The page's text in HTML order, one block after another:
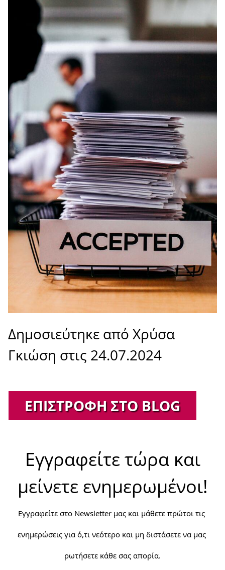
Δημοσιεύτηκε από Χρύσα
Γκιώση στις 24.07.2024
ΕΠΙΣΤΡΟΦΉ ΣΤΟ BLOG
Εγγραφείτε τώρα και
μείνετε ενημερωμένοι!
Εγγραφείτε στο Newsletter μας και μάθετε πρώτοι τις
ενημερώσεις για ό,τι νεότερο και μη διστάσετε να μας
ρωτήσετε κάθε σας απορία.